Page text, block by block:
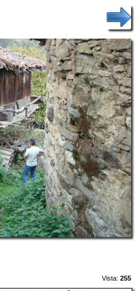
Vista: 255